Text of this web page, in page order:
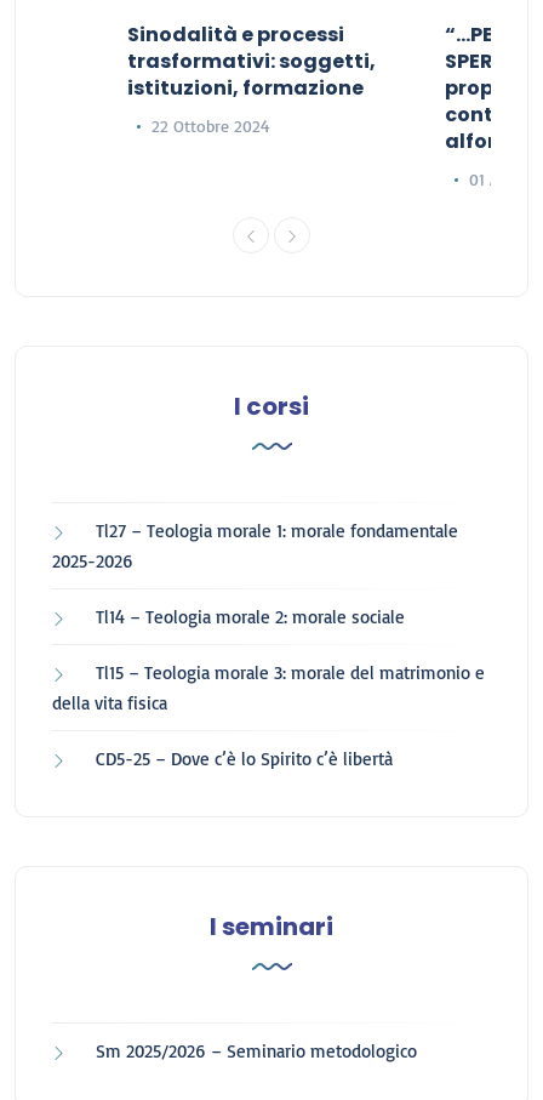
Sinodalità e processi
trasformativi: soggetti,
istituzioni, formazione
22 Ottobre 2024
“…PER
propizio
01
I corsi
Tl27 – Teologia morale 1: morale fondamentale
2025-2026
Tl14 – Teologia morale 2: morale sociale
Tl15 – Teologia morale 3: morale del matrimonio e
della vita fisica
CD5-25 – Dove c’è lo Spirito c’è libertà
I seminari
Sm 2025/2026 – Seminario metodologico